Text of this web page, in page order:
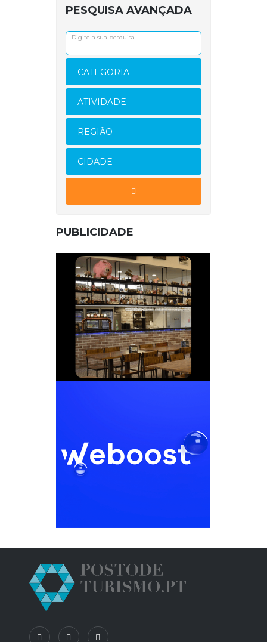
PESQUISA AVANÇADA
CATEGORIA
ATIVIDADE
REGIÃO
CIDADE
PUBLICIDADE